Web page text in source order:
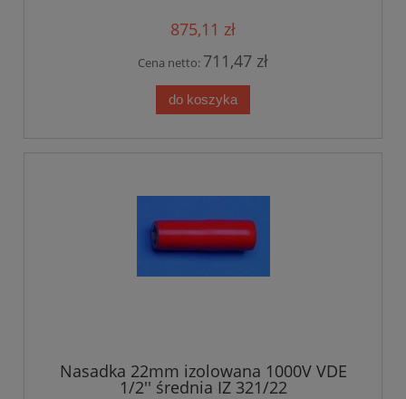
875,11 zł
Cena netto: 711,47 zł
do koszyka
Nasadka 22mm izolowana 1000V VDE
1/2'' średnia IZ 321/22